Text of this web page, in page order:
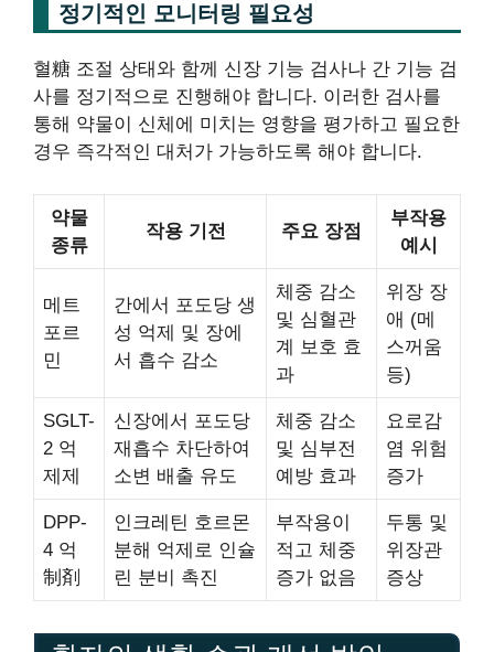
정기적인 모니터링 필요성
혈糖 조절 상태와 함께 신장 기능 검사나 간 기능 검
사를 정기적으로 진행해야 합니다. 이러한 검사를
통해 약물이 신체에 미치는 영향을 평가하고 필요한
경우 즉각적인 대처가 가능하도록 해야 합니다.
약물
종류
작용 기전 주요 장점
부작용
예시
메트
포르
민
간에서 포도당 생
성 억제 및 장에
서 흡수 감소
체중 감소
및 심혈관
계 보호 효
과
위장 장
애 (메
스꺼움
등)
SGLT-
2 억
제제
신장에서 포도당
재흡수 차단하여
소변 배출 유도
체중 감소
및 심부전
예방 효과
요로감
염 위험
증가
DPP-
4 억
制剤
인크레틴 호르몬
분해 억제로 인슐
린 분비 촉진
부작용이
적고 체중
증가 없음
두통 및
위장관
증상